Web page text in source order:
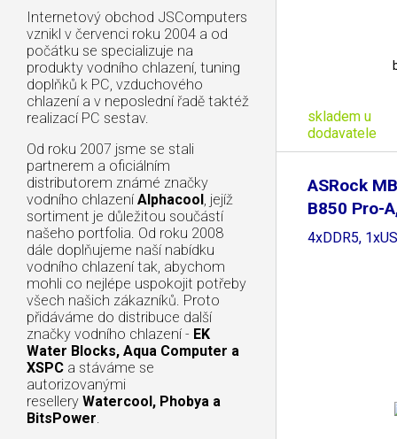
Internetový obchod JSComputers
vznikl v červenci roku 2004 a od
počátku se specializuje na
produkty vodního chlazení, tuning
doplňků k PC, vzduchového
chlazení a v neposlední řadě taktéž
realizací PC sestav.
Od roku 2007 jsme se stali
partnerem a oficiálním
distributorem známé značky
vodního chlazení Alphacool, jejíž
sortiment je důležitou součástí
našeho portfolia. Od roku 2008
dále doplňujeme naší nabídku
vodního chlazení tak, abychom
mohli co nejlépe uspokojit potřeby
všech našich zákazníků. Proto
přidáváme do distribuce další
značky vodního chlazení - EK
Water Blocks, Aqua Computer a
XSPC a stáváme se
autorizovanými
resellery Watercool, Phobya a
BitsPower.
skladem u
dodavatele
ASRock
B850 Pro-
4xDDR5,